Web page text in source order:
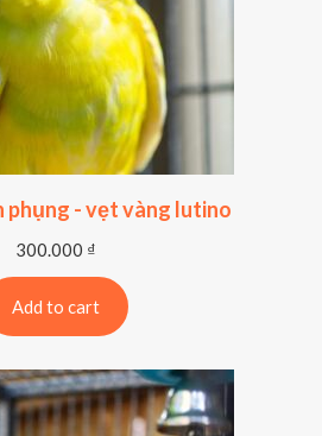
phụng - vẹt vàng lutino
300.000 ₫
Add to cart